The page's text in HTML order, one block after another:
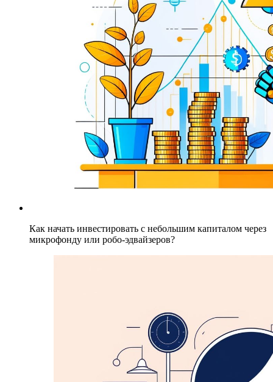
Как начать инвестировать с небольшим капиталом через
микрофонду или робо-эдвайзеров?